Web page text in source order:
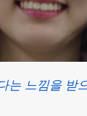
는 느낌을 받